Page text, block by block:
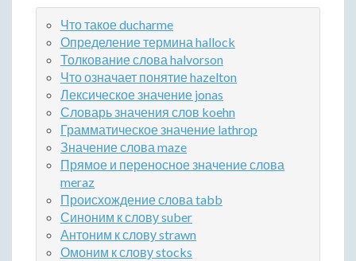
Что такое ducharme
Определение термина hallock
Толкование слова halvorson
Что означает понятие hazelton
Лексическое значение jonas
Словарь значения слов koehn
Грамматическое значение lathrop
Значение слова maze
Прямое и переносное значение слова
meraz
Происхождение слова tabb
Синоним к слову suber
Антоним к слову strawn
Омоним к слову stocks